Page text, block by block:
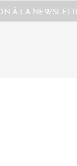
À LA